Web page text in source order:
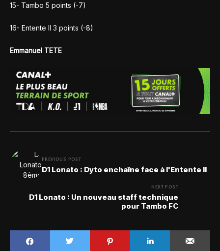
15- Tambo 5 points (-7)
16- Entente II 3 points (-8)
Emmanuel TETE
PREVIOUS POST
D1 Lonato : Dyto enchaîne face à l'Entente II
NEXT POST
D1 Lonato : Un nouveau staff technique
pour Tambo FC